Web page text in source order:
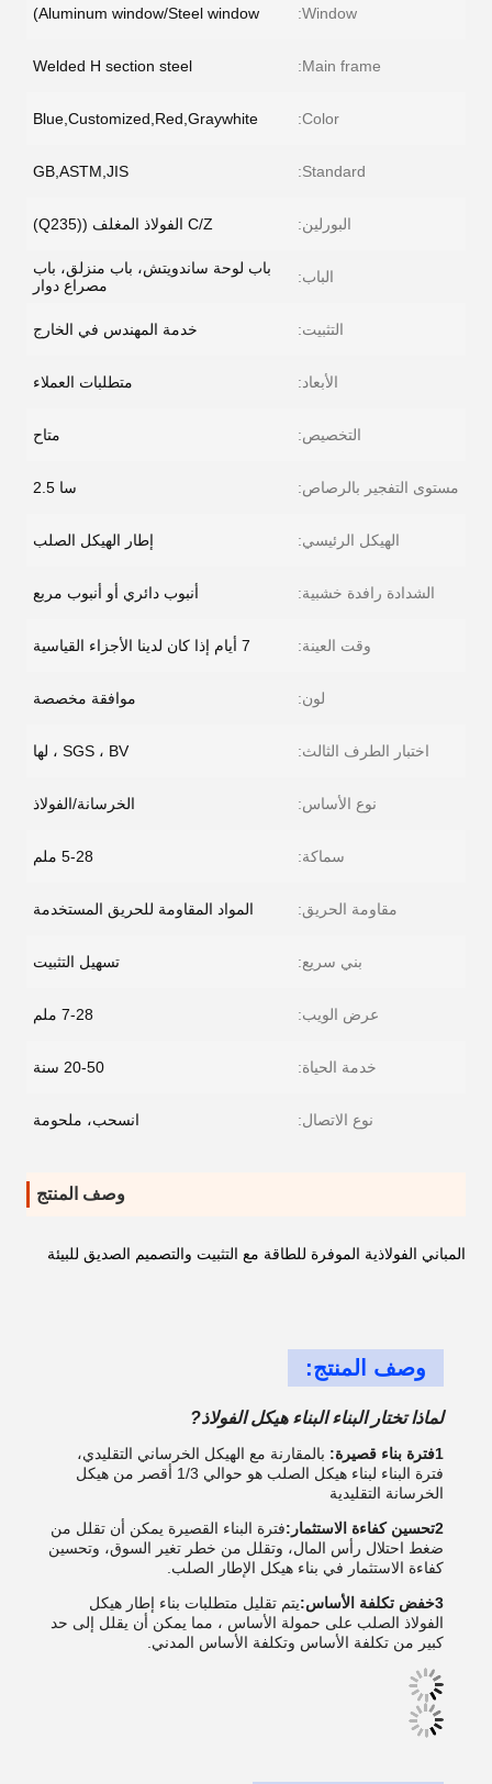
Window:
Aluminum window/Steel window)
Main frame:
Welded H section steel
Color:
Blue,Customized,Red,Graywhite
Standard:
GB,ASTM,JIS
البورلين: C/Z الفولاذ المغلف ((Q235)
الباب:
باب لوحة ساندويتش، باب منزلق، باب
مصراع دوار
التثبيت: خدمة المهندس في الخارج
الأبعاد: متطلبات العملاء
التخصيص: متاح
مستوى التفجير بالرصاص: سا 2.5
الهيكل الرئيسي: إطار الهيكل الصلب
الشدادة رافدة خشبية: أنبوب دائري أو أنبوب مربع
وقت العينة: 7 أيام إذا كان لدينا الأجزاء القياسية
لون: موافقة مخصصة
اختبار الطرف الثالث: SGS ، BV ، لها
نوع الأساس: الخرسانة/الفولاذ
سماكة: 5-28 ملم
مقاومة الحريق: المواد المقاومة للحريق المستخدمة
بني سريع: تسهيل التثبيت
عرض الويب: 7-28 ملم
خدمة الحياة: 20-50 سنة
نوع الاتصال: انسحب، ملحومة
وصف المنتج
المباني الفولاذية الموفرة للطاقة مع التثبيت والتصميم الصديق للبيئة
وصف المنتج:
لماذا تختار البناء البناء هيكل الفولاذ?
1فترة بناء قصيرة:
بالمقارنة مع الهيكل الخرساني التقليدي،
فترة البناء لبناء هيكل الصلب
هو حوالي 1/3 أقصر من هيكل
الخرسانة التقليدية
2تحسين كفاءة الاستثمار:
فترة البناء القصيرة يمكن أن تقلل من
ضغط احتلال رأس المال، وتقلل من خطر تغير السوق، وتحسين
كفاءة الاستثمار في بناء هيكل الإطار الصلب.
3خفض تكلفة الأساس:
يتم تقليل متطلبات بناء إطار هيكل
الفولاذ الصلب على حمولة الأساس ، مما يمكن أن يقلل إلى حد
كبير من تكلفة الأساس وتكلفة الأساس المدني.